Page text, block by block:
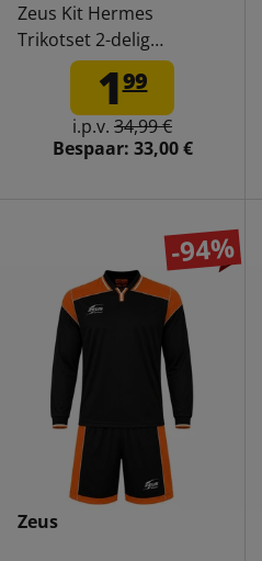
Zeus Kit Hermes
Trikotset 2-delig
bordeauxrood/wit/zwart
199
i.p.v. 34,99 €
Bespaar: 33,00 €
-94%
Zeus